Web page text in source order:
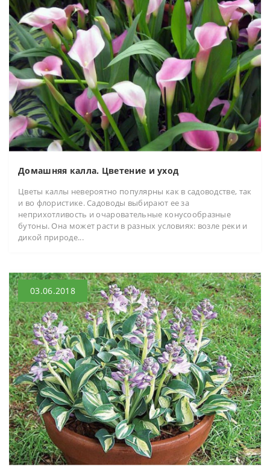
Домашняя калла. Цветение и уход
Цветы каллы невероятно популярны как в садоводстве, так
и во флористике. Садоводы выбирают ее за
неприхотливость и очаровательные конусообразные
бутоны. Она может расти в разных условиях: возле реки и
дикой природе...
03.06.2018